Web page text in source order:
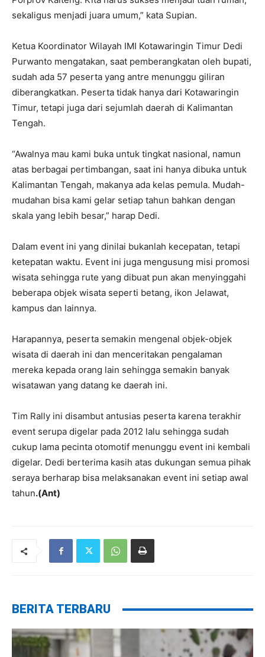
sekaligus menjadi juara umum,” kata Supian.
Ketua Koordinator Wilayah IMI Kotawaringin Timur Dedi
Purwanto mengatakan, saat pemberangkatan oleh bupati,
sudah ada 57 peserta yang antre menunggu giliran
diberangkatkan. Peserta tidak hanya dari Kotawaringin
Timur, tetapi juga dari sejumlah daerah di Kalimantan
Tengah.
“Awalnya mau kami buka untuk tingkat nasional, namun
atas berbagai pertimbangan, saat ini hanya dibuka untuk
Kalimantan Tengah, makanya ada kelas pemula. Mudah-
mudahan bisa kami gelar setiap tahun bahkan dengan
skala yang lebih besar,” harap Dedi.
Dalam event ini yang dinilai bukanlah kecepatan, tetapi
ketepatan waktu. Event ini juga mengusung misi promosi
wisata sehingga rute yang dibuat pun akan menyinggahi
beberapa objek wisata seperti betang, ikon Jelawat,
kampus dan lainnya.
Harapannya, peserta semakin mengenal objek-objek
wisata di daerah ini dan menceritakan pengalaman
mereka kepada orang lain sehingga semakin banyak
wisatawan yang datang ke daerah ini.
Tim Rally ini disambut antusias peserta karena terakhir
event serupa digelar pada 2012 lalu sehingga sudah
cukup lama pecinta otomotif menunggu event ini kembali
digelar. Dedi berterima kasih atas dukungan semua pihak
seraya berharap bisa melaksanakan event ini setiap awal
tahun.(Ant)
BERITA TERBARU